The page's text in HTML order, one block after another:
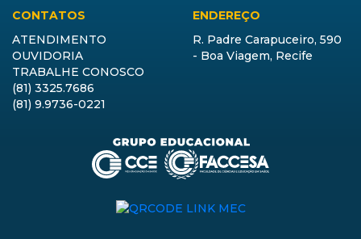
CONTATOS
ATENDIMENTO
OUVIDORIA
TRABALHE CONOSCO
(81) 3325.7686
(81) 9.9736-0221
ENDEREÇO
R. Padre Carapuceiro, 590
- Boa Viagem, Recife